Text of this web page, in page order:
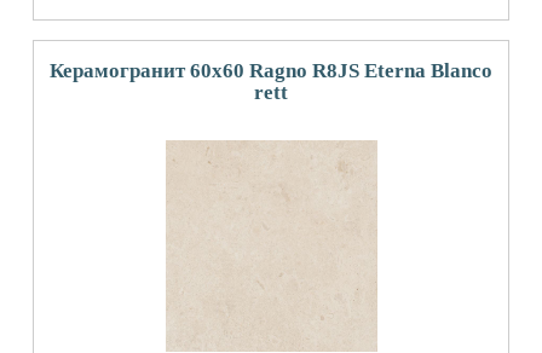
Керамогранит 60x60 Ragno R8JS Eterna Blanco
rett